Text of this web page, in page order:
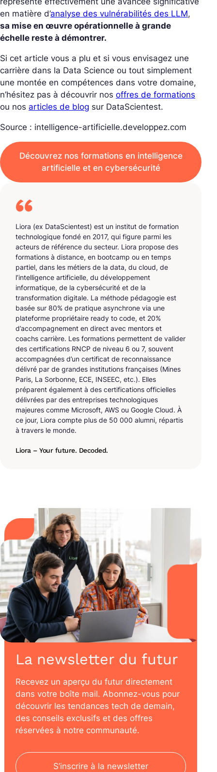
en matière d’analyse des vulnérabilités des LLM,
sa mise en œuvre opérationnelle à grande
échelle reste à démontrer.
Si cet article vous a plu et si vous envisagez une
carrière dans la Data Science ou tout simplement
une montée en compétences dans votre domaine,
n’hésitez pas à découvrir nos offres de formations
ou nos articles de blog sur DataScientest.
Source : intelligence-artificielle.developpez.com
Découvrez nos formations en intelligence
artificielle et en cybersécurité
Liora (ex DataScientest) est un institut de formation
technologique fondé en 2017, qui figure parmi les
acteurs de référence du secteur. Liora propose des
formations à distance, en bootcamp ou en temps
partiel, dans les métiers de la data, du cloud, de
l’intelligence artificielle, du développement
informatique, de la cybersécurité et de la
transformation digitale. La méthode pédagogie est
basée sur 80% de pratique asynchrone via une
plateforme propriétaire ready to code, et 20%
d’accompagnement en direct avec mentors et
coachs carrière. Les formations permettent de valider
des certifications RNCP de niveau 6 ou 7, souvent
accompagnées d’un certificat de reconnaissance
délivré par de grandes institutions françaises (Mines
Paris, La Sorbonne, ECE, INSEEC, etc.). Elles
préparent également à des certifications officielles
délivrées par des entreprises technologiques
majeures comme Microsoft, AWS ou Google Cloud. À
ce jour, Liora compte plus de 50 000 alumni, répartis
à travers le monde.
Liora – Your future. Decoded.
La newsletter du futur
Recevez un aperçu du futur directement
dans votre boîte mail. Abonnez-vous pour
découvrir les tendances tech de demain,
des conseils exclusifs et des offres
réservées à notre communauté.
S’inscrire à la newsletter